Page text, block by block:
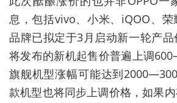
息，包括vivo、小米、iQOO、
品牌已拟定于3月启动新一轮产
将发布的新机起售价普遍上调
旗舰机型涨幅可能达到
款机型也将同步上调价格，如果内